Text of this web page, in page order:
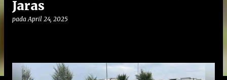
Jaras
padaApril 24, 2025